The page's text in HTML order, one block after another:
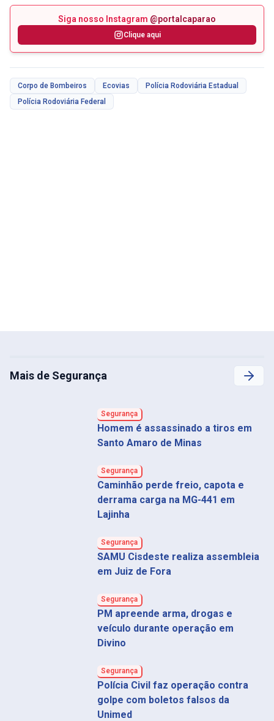
Siga nosso Instagram @portalcaparao
Clique aqui
Corpo de Bombeiros Ecovias
Polícia Rodoviária Estadual
Polícia Rodoviária Federal
Mais de Segurança
Segurança
Homem é assassinado a tiros em
Santo Amaro de Minas
Segurança
Caminhão perde freio, capota e
derrama carga na MG-441 em
Lajinha
Segurança
SAMU Cisdeste realiza assembleia
em Juiz de Fora
Segurança
PM apreende arma, drogas e
veículo durante operação em
Divino
Segurança
Polícia Civil faz operação contra
golpe com boletos falsos da
Unimed